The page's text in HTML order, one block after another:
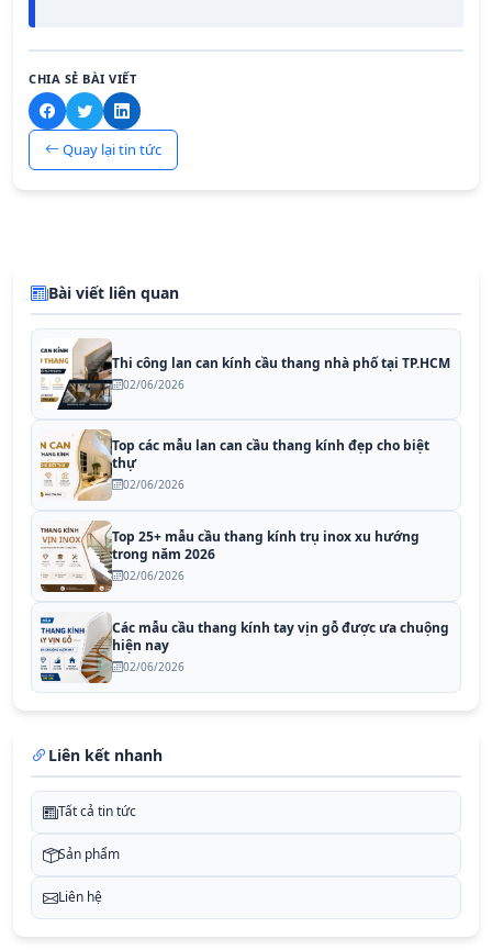
CHIA SẺ BÀI VIẾT
Quay lại tin tức
Bài viết liên quan
Thi công lan can kính cầu thang nhà phố tại TP.HCM
02/06/2026
Top các mẫu lan can cầu thang kính đẹp cho biệt
thự
02/06/2026
Top 25+ mẫu cầu thang kính trụ inox xu hướng
trong năm 2026
02/06/2026
Các mẫu cầu thang kính tay vịn gỗ được ưa chuộng
hiện nay
02/06/2026
Liên kết nhanh
Tất cả tin tức
Sản phẩm
Liên hệ